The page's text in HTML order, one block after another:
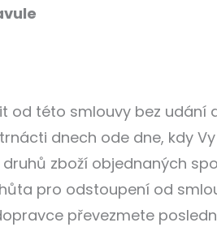
od této smlouvy bez
dnech ode dne, kdy
druhů zboží objednaných
pro odstoupení od
převezmete